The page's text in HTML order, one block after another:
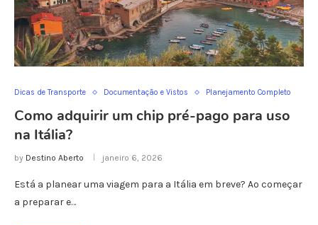
Dicas de Transporte Documentação e Vistos Planejamento Completo
Como adquirir um chip pré-pago para uso
na Itália?
by Destino Aberto janeiro 6, 2026
Está a planear uma viagem para a Itália em breve? Ao começar
a preparar e…